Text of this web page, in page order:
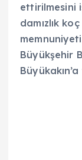
ettirilmesini
damızlık
Büyükşehir